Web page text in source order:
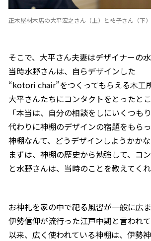
正木屋材木店の大平宏之さん（上）と祐子さん（下）
そこで、大平さん夫妻はデザイナーの
当時水野さんは、自らデザインした
“kotori chair”をつくってもらえる木工
大平さんたちにコンタクトをとったとこ
「本当は、自分の相談をしにいくつもり
代わりに神棚のデザインの宿題をもらっ
神棚なんて、どうデザインしようかかな
まずは、神棚の歴史から勉強して、コ
と水野さんは、当時のことを教えてくれ
お神札を家の中で祀る風習が一般に広ま
伊勢信仰が流行った江戸中期と言われて
以来、広く使われている神棚は、伊勢